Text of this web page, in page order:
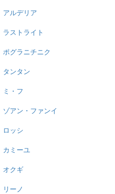
アルデリア
ラストライト
ポグラニチニク
タンタン
ミ・フ
ゾアン・ファンイ
ロッシ
カミーユ
オクギ
リーノ